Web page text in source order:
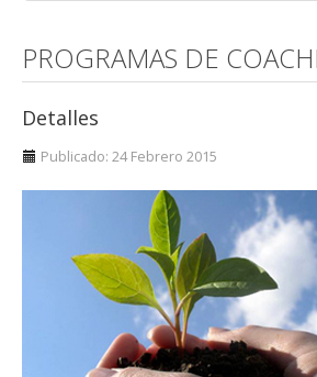
Crecimiento
Desarrollo, integración y
empresas
Consultoría
Consultoría estratégica en
PROGRAMAS DE
Detalles
Publicado: 24 Febrero 2015